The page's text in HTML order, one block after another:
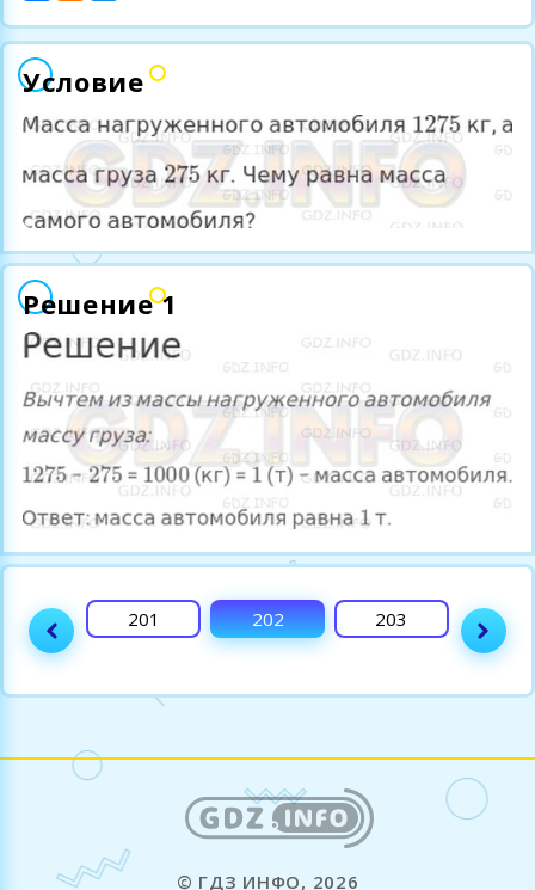
Условие
Решение 1
200 201 202 203 204
© ГДЗ ИНФО, 2026